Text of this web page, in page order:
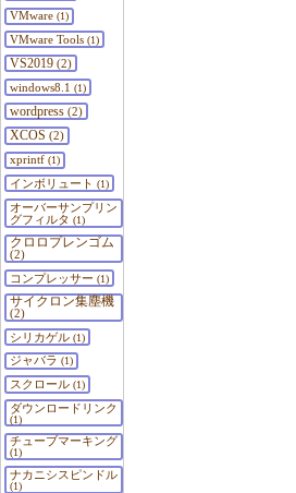
VMware(1)
VMware Tools(1)
VS2019 (2)
windows8.1 (1)
wordpress (2)
XCOS (2)
xprintf(1)
インボリュート (1)
オーバーサンプリン
グフィルタ (1)
クロロプレンゴム
(2)
コンプレッサー (1)
サイクロン集塵機
(2)
シリカゲル(1)
ジャバラ (1)
スクロール(1)
ダウンロードリンク
(1)
チューブマーキング
(1)
ナカニシスピンドル
(1)